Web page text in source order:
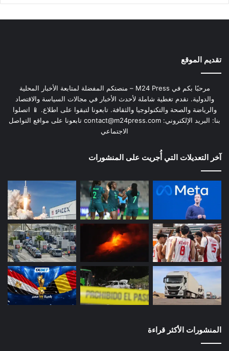
تقديم الموقع
مرحبًا بكم في M24 Press – منصتكم المفضلة لمتابعة الأخبار المحلية
والدولية. نقدم تغطية شاملة لأحدث الأخبار في مجالات السياسة والاقتصاد
والرياضة والصحة والتكنولوجيا والثقافة. تابعونا لتبقوا على اطلاع. 📱 اتصلوا
بنا: البريد الإلكتروني: contact@m24press.com تابعونا على مواقع التواصل
الاجتماعي
آخر التعديلات التي أُجريت على المنشورات
المنشورات الأكثر قراءة